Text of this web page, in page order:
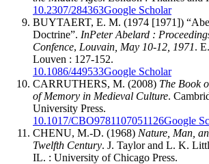
10.2307/284363Google Scholar
BUYTAERT, E. M. (1974 [1971])
Doctrine”. InPeterAbelard :
Confence, Louvain, May 10-12, 1971.
Louven : 127-152.
10.1086/449533Google Scholar
CARRUTHERS, M. (2008) The Book
of Memory in Medieval Culture.
University Press.
10.1017/CBO9781107051126Google
CHENU, M.-D. (1968) Nature, Man,
Twelfth Century. J. Taylor and L. K.
IL. : University of Chicago Press.